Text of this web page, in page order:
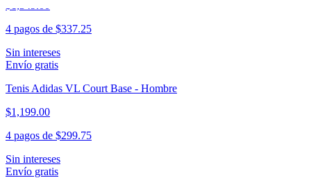
4 pagos de $337.25
Sin intereses
Envío gratis
Tenis Adidas VL Court Base - Hombre
$1,199.00
4 pagos de $299.75
Sin intereses
Envío gratis